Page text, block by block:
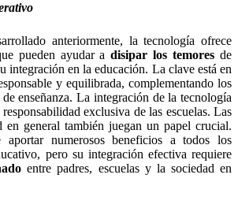
anteriormente, la tecnología ofrece
pueden ayudar adisipar los temores de
integración en la educación. La clave está en
y equilibrada, complementando los
enseñanza. La integración de la tecnología
exclusiva de las escuelas. Las
en general también juegan un papel crucial.
aportar numerosos beneficios a todos los
pero su integración efectiva requiere
entre padres, escuelas y la sociedad en